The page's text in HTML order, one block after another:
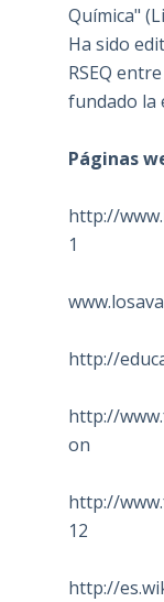
Química"
Ha sido
RSEQ
fundado la
Páginas
http://
1
http://
http://
on
http://
12
http://